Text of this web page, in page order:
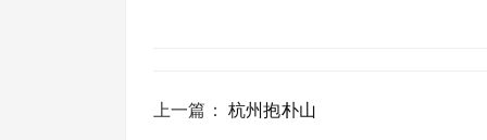
上一篇 ：杭州抱朴山